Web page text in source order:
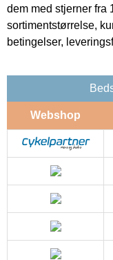
dem med stjerner fra
sortimentstørrelse,
betingelser,
Webshop